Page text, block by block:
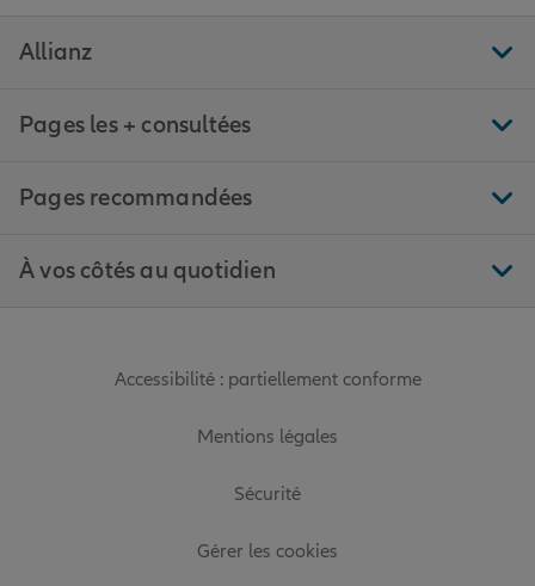
Allianz
Pages les + consultées
Pages recommandées
À vos côtés au quotidien
Accessibilité : partiellement conforme
Mentions légales
Sécurité
Gérer les cookies